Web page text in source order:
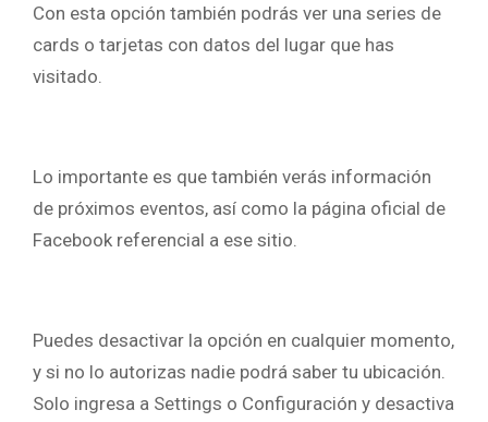
Con esta opción también podrás ver una series de
cards o tarjetas con datos del lugar que has
visitado.
Lo importante es que también verás información
de próximos eventos, así como la página oficial de
Facebook referencial a ese sitio.
Puedes desactivar la opción en cualquier momento,
y si no lo autorizas nadie podrá saber tu ubicación.
Solo ingresa a Settings o Configuración y desactiva